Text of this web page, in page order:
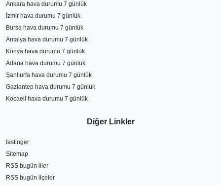
Ankara hava durumu 7 günlük
İzmir hava durumu 7 günlük
Bursa hava durumu 7 günlük
Antalya hava durumu 7 günlük
Konya hava durumu 7 günlük
Adana hava durumu 7 günlük
Şanlıurfa hava durumu 7 günlük
Gaziantep hava durumu 7 günlük
Kocaeli hava durumu 7 günlük
Diğer Linkler
fastinger
Sitemap
RSS bugün iller
RSS bugün ilçeler